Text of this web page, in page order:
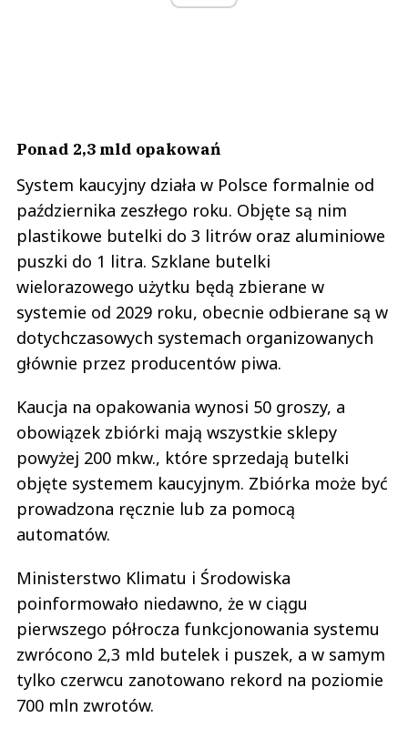
Ponad 2,3 mld opakowań
System kaucyjny działa w Polsce formalnie od
października zeszłego roku. Objęte są nim
plastikowe butelki do 3 litrów oraz aluminiowe
puszki do 1 litra. Szklane butelki
wielorazowego użytku będą zbierane w
systemie od 2029 roku, obecnie odbierane są w
dotychczasowych systemach organizowanych
głównie przez producentów piwa.
Kaucja na opakowania wynosi 50 groszy, a
obowiązek zbiórki mają wszystkie sklepy
powyżej 200 mkw., które sprzedają butelki
objęte systemem kaucyjnym. Zbiórka może być
prowadzona ręcznie lub za pomocą
automatów.
Ministerstwo Klimatu i Środowiska
poinformowało niedawno, że w ciągu
pierwszego półrocza funkcjonowania systemu
zwrócono 2,3 mld butelek i puszek, a w samym
tylko czerwcu zanotowano rekord na poziomie
700 mln zwrotów.